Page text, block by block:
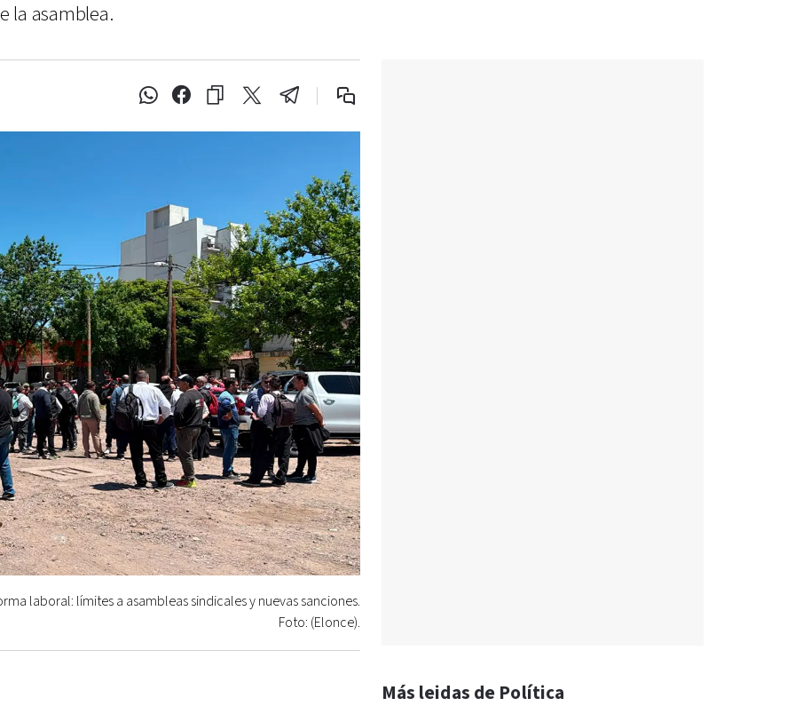
la asamblea.
laboral: límites a asambleas sindicales y nuevas sanciones.
Foto: (Elonce).
Más leidas de Política